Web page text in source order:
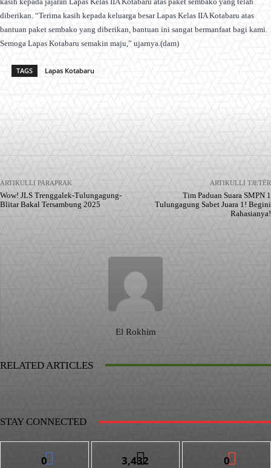
diberikan. “Terima kasih kepada keluarga besar Lapas Kelas IIA Kotabaru atas
bantuan paket sembako yang diberikan, bantuan ini sangat bermanfaat bagi kami.
Semoga Lapas Kotabaru semakin maju,” ujarnya.(dam)
TAGS Lapas Kotabaru
Pinterest
ARTIKULLI PARAPRAK
Wow! JLS Trenggalek-Tulungagung-
Blitar Bakal Tersambung 2025
ARTIKULLI TJETËR
Tim Paduan Suara SMPN 1
Tulungagung Sabet Juara 1! Begini
Rahasianya!
El Rokhim
RELATED ARTICLES
STAY CONNECTED
0 3,432 0